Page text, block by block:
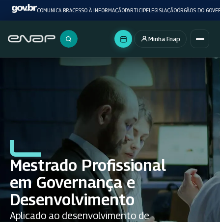
COMUNICA BRACESSO À INFORMAÇÃOPARTICIPELEGISLAÇÃOÓRGÃOS DO
Buscar no portal
Minha Enap
Mestrado Profissional
em Governança e
Desenvolvimento
Aplicado ao desenvolvimento de